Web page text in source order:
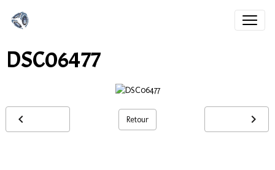
DSC06477
Retour